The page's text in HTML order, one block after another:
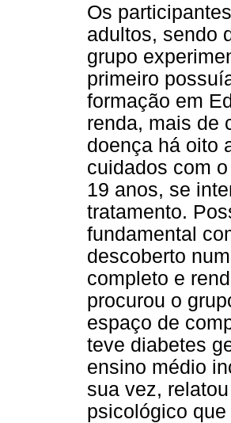
Os
adultos, sendo
grupo
primeiro
formação em
renda, mais de
doença há oito
cuidados com
19 anos, se
tratamento.
fundamental
descoberto
completo e
procurou o
espaço de
teve diabetes
ensino médio
sua vez,
psicológico